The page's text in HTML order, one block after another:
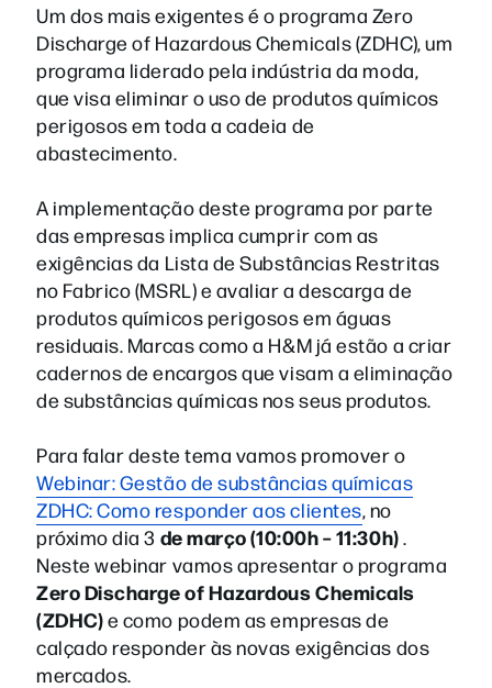
Um dos mais exigentes é o programa Zero
Discharge of Hazardous Chemicals (ZDHC), um
programa liderado pela indústria da moda,
que visa eliminar o uso de produtos químicos
perigosos em toda a cadeia de
abastecimento.
A implementação deste programa por parte
das empresas implica cumprir com as
exigências da Lista de Substâncias Restritas
no Fabrico (MSRL) e avaliar a descarga de
produtos químicos perigosos em águas
residuais. Marcas como a H&M já estão a criar
cadernos de encargos que visam a eliminação
de substâncias químicas nos seus produtos.
Para falar deste tema vamos promover o
Webinar: Gestão de substâncias químicas
ZDHC: Como responder aos clientes, no
próximo dia 3 de março (10:00h – 11:30h).
Neste webinar vamos apresentar o programa
Zero Discharge of Hazardous Chemicals
(ZDHC)e como podem as empresas de
calçado responder às novas exigências dos
mercados.